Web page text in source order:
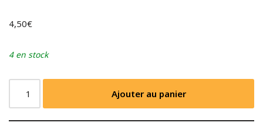
4,50€
4 en stock
Ajouter au panier